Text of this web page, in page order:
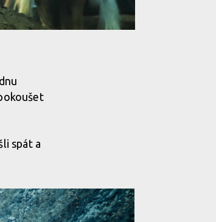
spát a